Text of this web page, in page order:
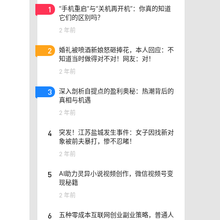
1
“手机重启”与“关机再开机”：你真的知道
它们的区别吗？
2 年前
2
婚礼被喷酒新娘怒砸捧花，本人回应：不
知道当时做得对不对！网友：对！
2 年前
3
深入剖析自提点的盈利奥秘：热潮背后的
真相与机遇
2 年前
4
突发！江苏盐城发生事件：女子因找新对
象被前夫暴打，惨不忍睹！
2 年前
5
AI助力灵异小说视频创作，微信视频号变
现秘籍
2 年前
6
五种零成本互联网创业副业策略，普通人